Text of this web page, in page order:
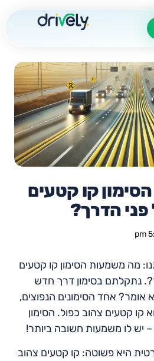
קו קטעים
פני הדרך?
מה משמעות הסימון קו קטעים
נתקלתם בסימון דרך חדש
אומר? אחד הסימונים הנפוצים,
קו קטעים צהוב כפול. הסימון
לו משמעות חשובה ביותר!
היא פשוטה: קו קטעים צהוב